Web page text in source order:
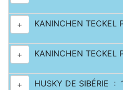
+ KANINCHEN
+ KANINCHEN
+ HUSKY DE SIBÉRIE :